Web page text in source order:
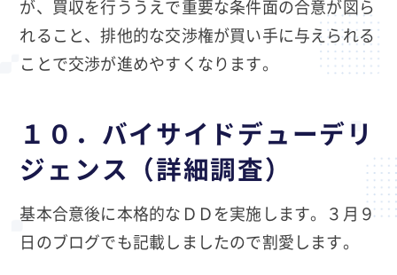
が、買収を行ううえで重要な条件面の合意が図ら
れること、排他的な交渉権が買い手に与えられる
ことで交渉が進めやすくなります。
１０．バイサイドデューデリ
ジェンス（詳細調査）
基本合意後に本格的なＤＤを実施します。３月９
日のブログでも記載しましたので割愛します。